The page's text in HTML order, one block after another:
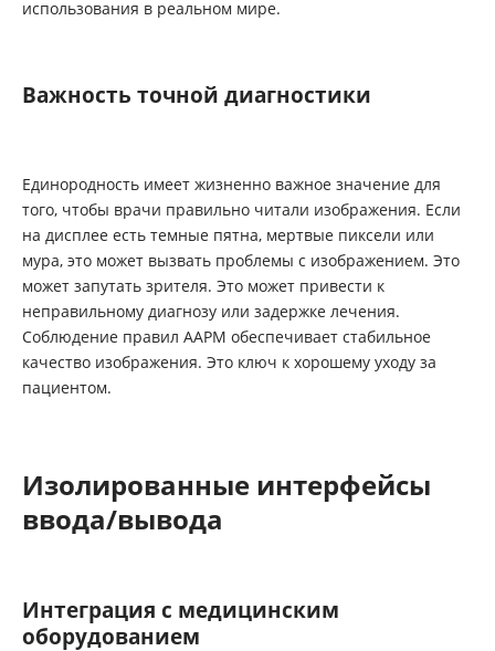
использования в реальном мире.
Важность точной диагностики
Единородность имеет жизненно важное значение для
того, чтобы врачи правильно читали изображения. Если
на дисплее есть темные пятна, мертвые пиксели или
мура, это может вызвать проблемы с изображением. Это
может запутать зрителя. Это может привести к
неправильному диагнозу или задержке лечения.
Соблюдение правил AAPM обеспечивает стабильное
качество изображения. Это ключ к хорошему уходу за
пациентом.
Изолированные интерфейсы
ввода/вывода
Интеграция с медицинским
оборудованием